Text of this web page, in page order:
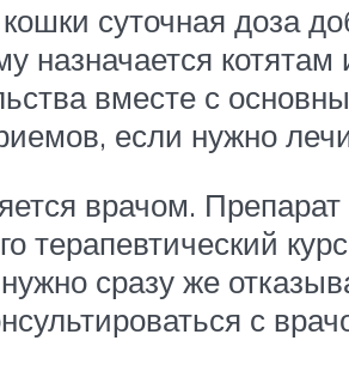
суточная доза
назначается
вместе с
если нужно
врачом.
терапевтический
сразу же
с